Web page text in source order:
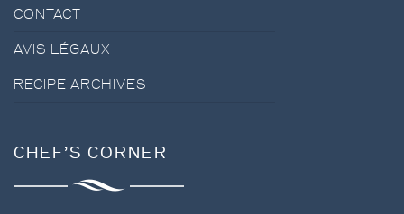
CONTACT
AVIS LÉGAUX
RECIPE ARCHIVES
CHEF’S CORNER